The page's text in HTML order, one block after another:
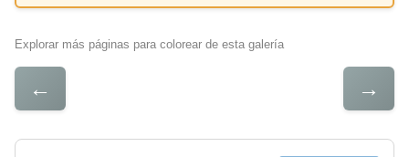
Explorar más páginas para colorear de esta galería
← →